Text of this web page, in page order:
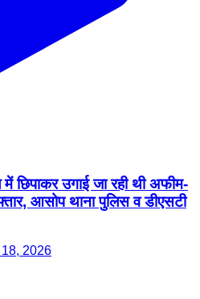
छिपाकर उगाई जा रही थी अफीम-
आसोप थाना पुलिस व डीएसटी
2026